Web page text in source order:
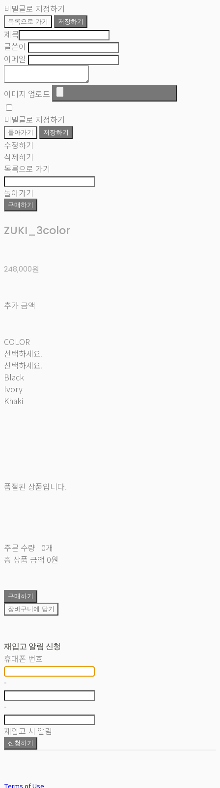
비밀글로 지정하기
목록으로 가기 저장하기
제목
글쓴이
이메일
이미지 업로드
비밀글로 지정하기
돌아가기 저장하기
수정하기
삭제하기
목록으로 가기
돌아가기
구매하기
ZUKI_3color
248,000원
추가 금액
COLOR
선택하세요.
선택하세요.
Black
Ivory
Khaki
품절된 상품입니다.
주문 수량 0개
총 상품 금액 0원
구매하기
장바구니에 담기
재입고 알림 신청
휴대폰 번호
-
-
재입고 시 알림
신청하기
Terms of Use